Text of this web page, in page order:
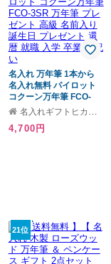
名入れ 万年筆 1本から
名入れ無料 パイロット
コクーン万年筆 FCO-
3SR 万年筆 プレゼント
レゼント 還暦 就職 入学
名入れギフトヒカリ屋
4,700円
21位